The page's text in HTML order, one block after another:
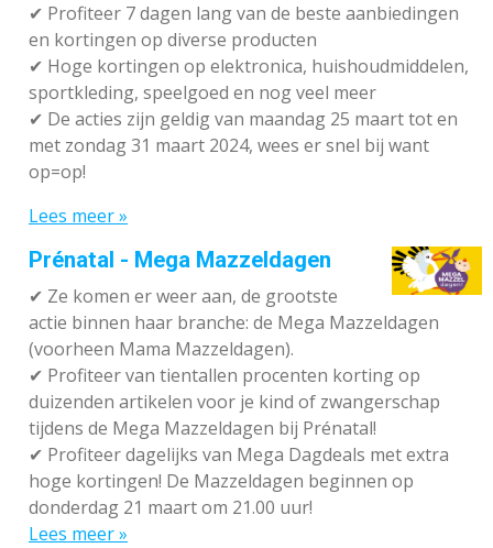
✔ Profiteer 7 dagen lang van de beste aanbiedingen
en kortingen op diverse producten
✔ Hoge kortingen op elektronica, huishoudmiddelen,
sportkleding, speelgoed en nog veel meer
✔ De acties zijn geldig van maandag 25 maart tot en
met zondag 31 maart 2024, wees er snel bij want
op=op!
Lees meer »
Prénatal - Mega Mazzeldagen
✔ Ze komen er weer aan, de grootste
actie binnen haar branche: de Mega Mazzeldagen
(voorheen Mama Mazzeldagen).
✔ Profiteer van tientallen procenten korting op
duizenden artikelen voor je kind of zwangerschap
tijdens de Mega Mazzeldagen bij Prénatal!
✔ Profiteer dagelijks van Mega Dagdeals met extra
hoge kortingen! De Mazzeldagen beginnen op
donderdag 21 maart om 21.00 uur!
Lees meer »